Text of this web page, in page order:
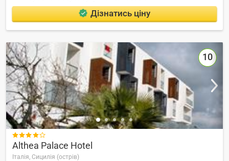
Дізнатись ціну
10

Althea Palace Hotel
Італія, Сицилія (острів)